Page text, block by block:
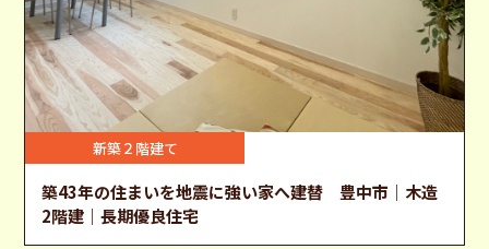
新築２階建て
築43年の住まいを地震に強い家へ建替 豊中市｜木造
2階建｜長期優良住宅